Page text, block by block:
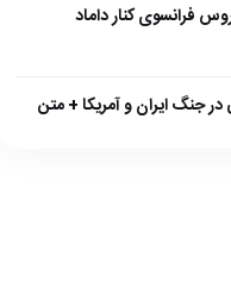
فرانسوی کنار داماد
جنگ ایران و آمریکا + متن